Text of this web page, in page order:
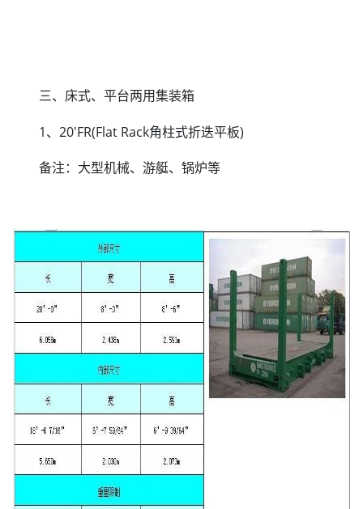
三、床式、平台两用集装箱
1、20'FR(Flat Rack角柱式折迭平板)
备注：大型机械、游艇、锅炉等